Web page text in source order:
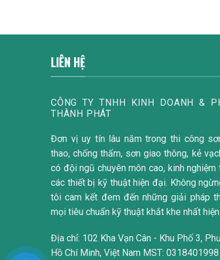
LIÊN HỆ
CÔNG TY TNHH KINH DOANH &
THÀNH PHÁT
Đơn vị uy tín lâu năm trong thi công
thao, chống thấm, sơn giao thông, kẻ
có đội ngũ chuyên môn cao, kinh
các thiết bị kỹ thuật hiện đại. Không
tôi cam kết đem đến những giải pháp
mọi tiêu chuẩn kỹ thuật khắt khe nhất hiện
Địa chỉ: 102 Kha Vạn Cân - Khu Phố 3,
Hồ Chí Minh, Việt Nam MST: